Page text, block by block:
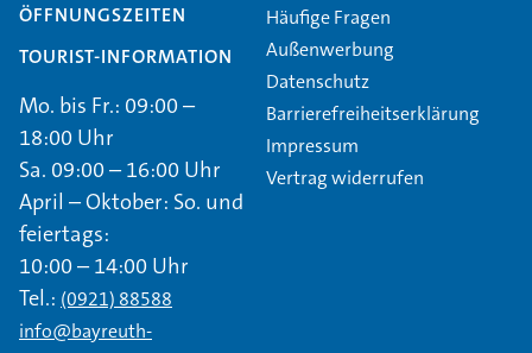
ÖFFNUNGSZEITEN
TOURIST-INFORMATION
Mo. bis Fr.: 09:00 –
18:00 Uhr
Sa. 09:00 – 16:00 Uhr
April – Oktober: So. und
feiertags:
10:00 – 14:00 Uhr
Tel.: (0921) 88588
info@bayreuth-
Häufige Fragen
Außenwerbung
Datenschutz
Barrierefreiheitserklärung
Impressum
Vertrag widerrufen